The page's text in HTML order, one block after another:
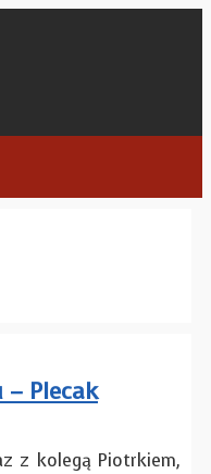
Plecak
z kolegą Piotrkiem,